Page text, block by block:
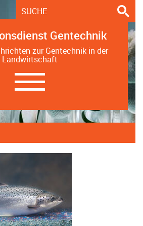
Gentechnik
zur Gentechnik in der
Landwirtschaft
Navigation
ein-/ausblenden